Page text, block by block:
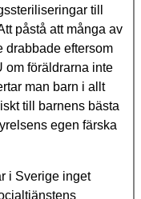
till
påstå att många av
drabbade eftersom
om föräldrarna inte
man barn i allt
till barnens bästa
egen färska
i Sverige inget